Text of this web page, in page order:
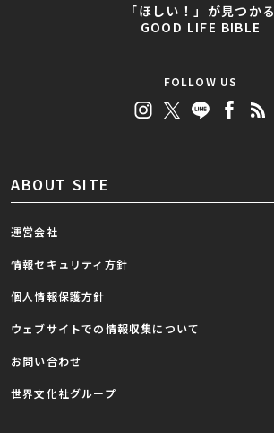
「ほしい！」が見つかる
GOOD LIFE BIBLE
FOLLOW US
ABOUT SITE
運営会社
情報セキュリティ方針
個人情報保護方針
ウェブサイトでの情報収集について
お問い合わせ
世界文化社グループ